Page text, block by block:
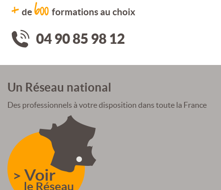
+ de600 formations au choix
04 90 85 98 12
Un Réseau national
Des professionnels à votre disposition dans toute la France